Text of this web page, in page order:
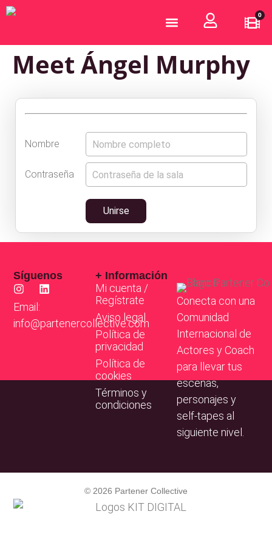
0
Meet Ángel Murphy
Nombre
Contraseña
Unirse
Conecta con una
Comunidad
Internacional de
Actores y Coach
para llevar tus
escenas,
personajes y
self-tapes al
siguiente nivel.
+ Información
Mi cuenta /
Regístrate
Aviso legal
Política de
privacidad
Política de
cookies
Términos y
condiciones
Síguenos
Email:
info@partenercollective.com
© 2026 Partener Collective